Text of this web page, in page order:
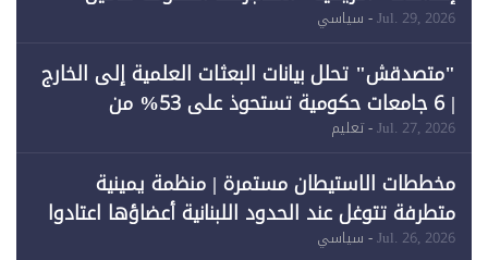
احتياجات الطاقة
Jul. 29, 2026- سياسي
"متصدقش" تحلل بيانات البعثات العلمية إلى الخارج
| 6 جامعات حكومية تستحوذ على 53% من
Jul. 27, 2026- تعليم
مخططات الاستيطان مستمرة | منظمة يمينية
متطرفة تتوغل عند الحدود اللبنانية أعضاؤها اعتادوا
خرق الحدود
Jul. 26, 2026- سياسي